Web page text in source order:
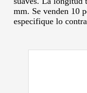
mm. Se venden 10
especifique lo